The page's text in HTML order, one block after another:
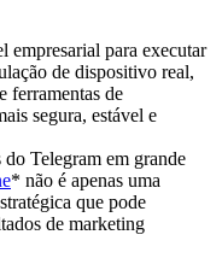
empresarial para executar
de dispositivo real,
ferramentas de
segura, estável e
do Telegram em grande
* não é apenas uma
que pode
de marketing